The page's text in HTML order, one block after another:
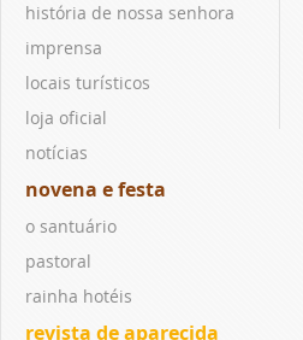
história de nossa senhora
imprensa
locais turísticos
loja oficial
notícias
novena e festa
o santuário
pastoral
rainha hotéis
revista de aparecida